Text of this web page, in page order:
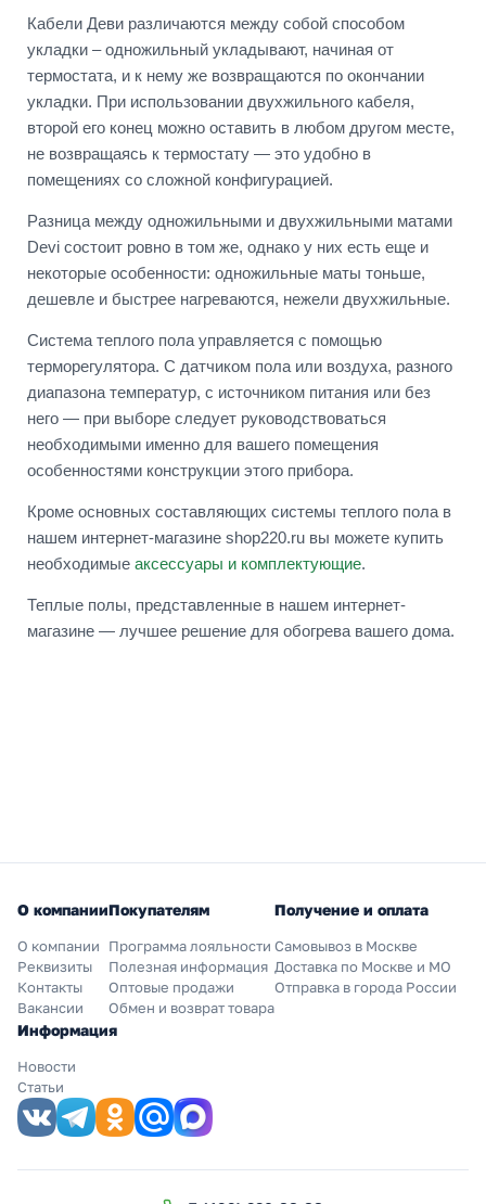
Кабели Деви различаются между собой способом
укладки – одножильный укладывают, начиная от
термостата, и к нему же возвращаются по окончании
укладки. При использовании двухжильного кабеля,
второй его конец можно оставить в любом другом месте,
не возвращаясь к термостату — это удобно в
помещениях со сложной конфигурацией.
Разница между одножильными и двухжильными матами
Devi состоит ровно в том же, однако у них есть еще и
некоторые особенности: одножильные маты тоньше,
дешевле и быстрее нагреваются, нежели двухжильные.
Система теплого пола управляется с помощью
терморегулятора. С датчиком пола или воздуха, разного
диапазона температур, с источником питания или без
него — при выборе следует руководствоваться
необходимыми именно для вашего помещения
особенностями конструкции этого прибора.
Кроме основных составляющих системы теплого пола в
нашем интернет-магазине shop220.ru вы можете купить
необходимые аксессуары и комплектующие.
Теплые полы, представленные в нашем интернет-
магазине — лучшее решение для обогрева вашего дома.
О компании
О компании
Реквизиты
Контакты
Вакансии
Покупателям
Программа лояльности
Полезная информация
Оптовые продажи
Обмен и возврат товара
Получение и оплата
Самовывоз в Москве
Доставка по Москве и МО
Отправка в города России
Информация
Новости
Статьи